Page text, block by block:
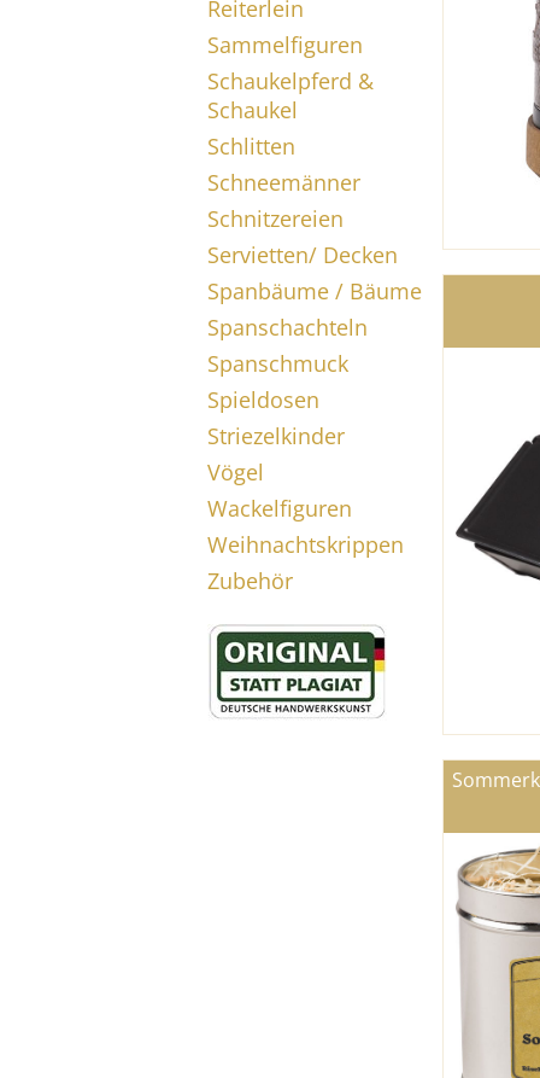
Reiterlein
Sammelfiguren
Schaukelpferd &
Schaukel
Schlitten
Schneemänner
Schnitzereien
Servietten/ Decken
Spanbäume / Bäume
Spanschachteln
Spanschmuck
Spieldosen
Striezelkinder
Vögel
Wackelfiguren
Weihnachtskrippen
Zubehör